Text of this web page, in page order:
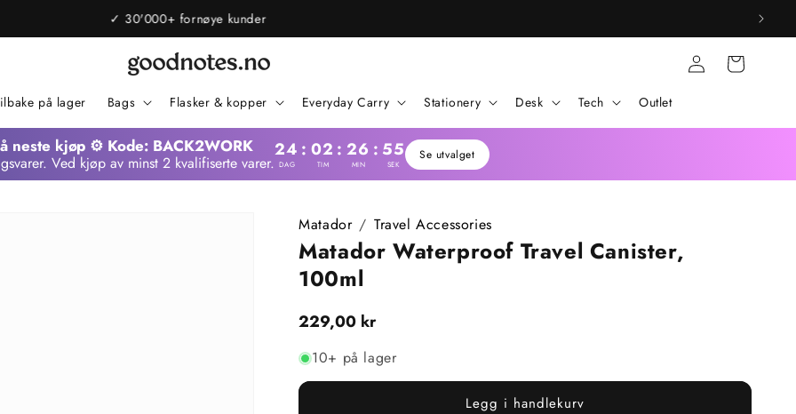
✓ Norsk nettbutikk. Ingen toll.
på lager Bags Flasker & kopper Everyday Carry Stationery Desk Tech Outlet
Logg
inn
Handlekurv
neste kjøp ⚙️ Kode: BACK2WORK
Ved kjøp av minst 2 kvalifiserte varer.
24 : 02 : 26 : 54
DAG TIM MIN SEK
Se utvalget
Matador / Travel Accessories
Matador Waterproof Travel Canister,
100ml
Vanlig
229,00 kr
10+ på lager
Legg i handlekurv